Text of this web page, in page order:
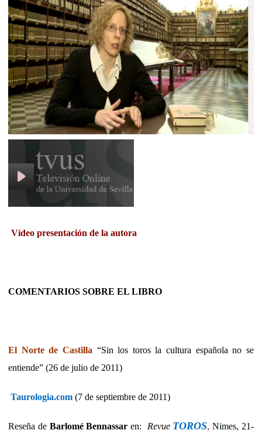
Vídeo presentación de la autora
COMENTARIOS SOBRE EL LIBRO
El Norte de Castilla “Sin los toros la cultura española no se
entiende” (26 de julio de 2011)
Taurologia.com (7 de septiembre de 2011)
Reseña de Barlomé Bennassar en: Revue TOROS, Nimes, 21-